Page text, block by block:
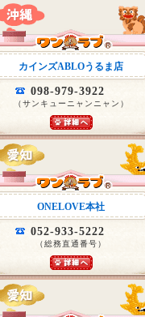
カインズABLOうるま店
098-979-3922
（サンキューニャンニャン）
ONELOVE本社
052-933-5222
（総務直通番号）